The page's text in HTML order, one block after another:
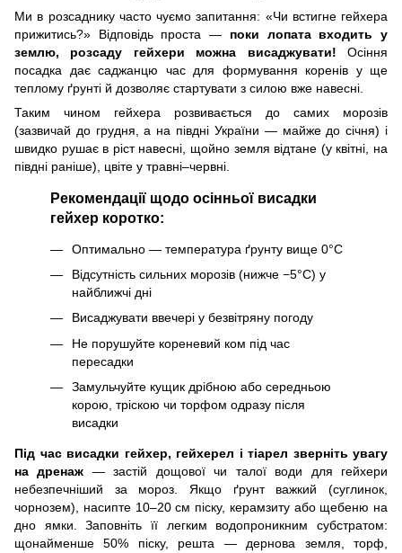
Ми в розсаднику часто чуємо запитання: «Чи встигне гейхера
прижитись?» Відповідь проста — поки лопата входить у
землю, розсаду гейхери можна висаджувати! Осіння
посадка дає саджанцю час для формування коренів у ще
теплому ґрунті й дозволяє стартувати з силою вже навесні.
Таким чином гейхера розвивається до самих морозів
(зазвичай до грудня, а на півдні України — майже до січня) і
швидко рушає в ріст навесні, щойно земля відтане (у квітні, на
півдні раніше), цвіте у травні–червні.
Рекомендації щодо осінньої висадки
гейхер коротко:
Оптимально — температура ґрунту вище 0°C
Відсутність сильних морозів (нижче −5°C) у
найближчі дні
Висаджувати ввечері у безвітряну погоду
Не порушуйте кореневий ком під час
пересадки
Замульчуйте кущик дрібною або середньою
корою, тріскою чи торфом одразу після
висадки
Під час висадки гейхер, гейхерел і тіарел зверніть увагу
на дренаж — застій дощової чи талої води для гейхери
небезпечніший за мороз. Якщо ґрунт важкий (суглинок,
чорнозем), насипте 10–20 см піску, керамзиту або щебеню на
дно ямки. Заповніть її легким водопроникним субстратом:
щонайменше 50% піску, решта — дернова земля, торф,